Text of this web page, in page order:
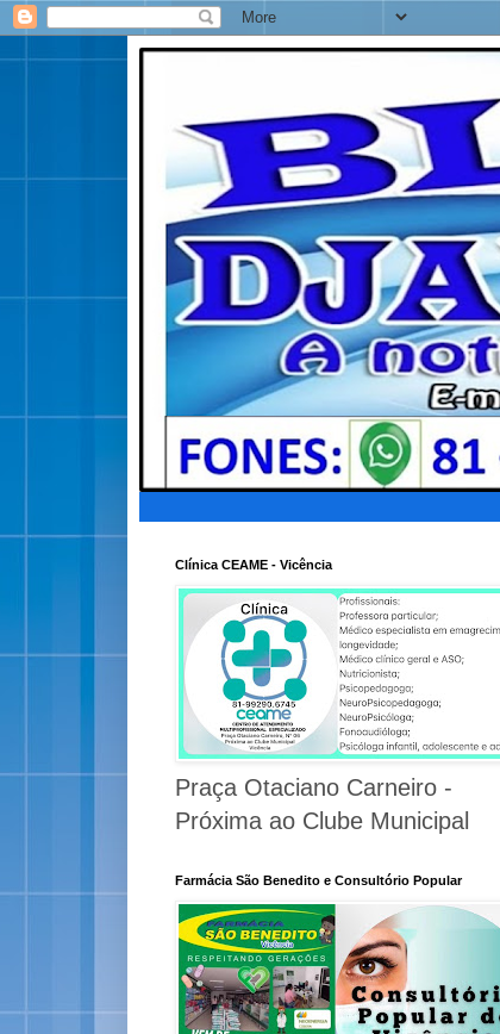
Clínica CEAME - Vicência
Praça Otaciano Carneiro -
Próxima ao Clube Municipal
Farmácia São Benedito e Consultório Popular